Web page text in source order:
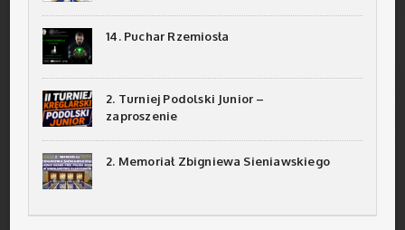
14. Puchar Rzemiosła
2. Turniej Podolski Junior –
zaproszenie
2. Memoriał Zbigniewa Sieniawskiego